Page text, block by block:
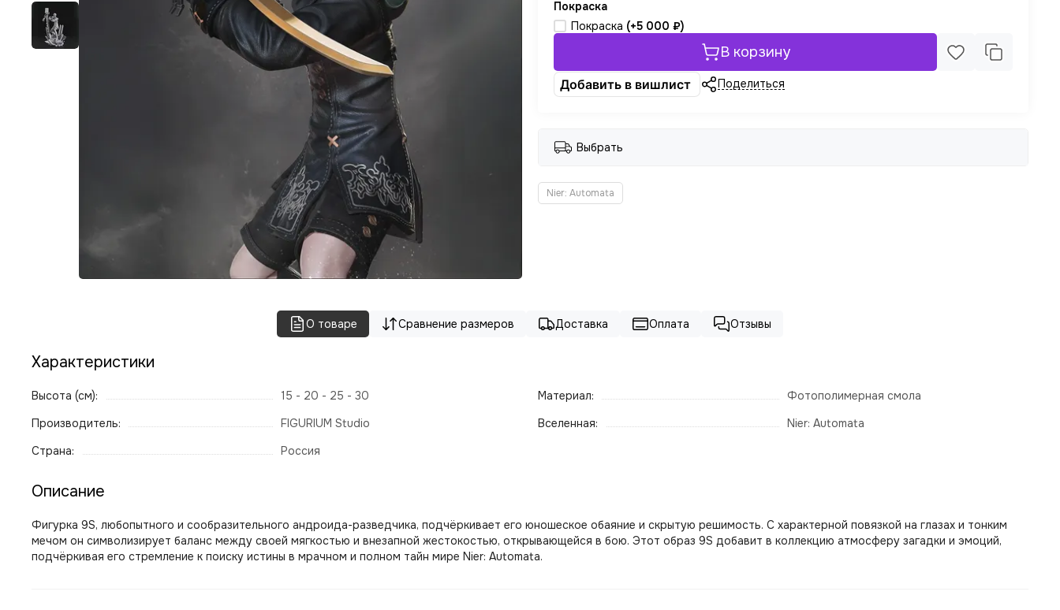
Покраска
Покраска (+5 000 ₽)
В корзину
Добавить в вишлист Поделиться
Выбрать
Nier: Automata
О товаре Сравнение размеров Доставка Оплата Отзывы
Характеристики
Высота (см):
15 - 20 - 25 - 30
Производитель:
FIGURIUM Studio
Страна:
Россия
Материал:
Фотополимерная смола
Вселенная:
Nier: Automata
Описание
Фигурка 9S, любопытного и сообразительного андроида-разведчика, подчёркивает его юношеское обаяние и скрытую решимость. С характерной повязкой на глазах и тонким
мечом он символизирует баланс между своей мягкостью и внезапной жестокостью, открывающейся в бою. Этот образ 9S добавит в коллекцию атмосферу загадки и эмоций,
подчёркивая его стремление к поиску истины в мрачном и полном тайн мире Nier: Automata.